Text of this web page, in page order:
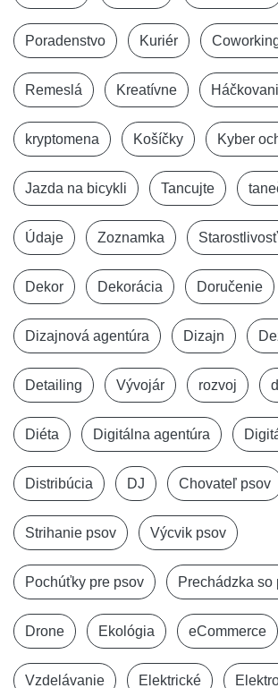
Poradenstvo Kuriér
Remeslá Kreatívne
kryptomena Košíčky Kyber
Jazda na bicykli Tancujte
Údaje Zoznamka
Dekor Dekorácia Doručenie
Dizajnová agentúra Dizajn
Detailing Vývojár rozvoj
Diéta Digitálna agentúra
Distribúcia DJ Chovateľ psov
Strihanie psov Výcvik psov
Pochúťky pre psov Prechádzka so
Drone Ekológia eCommerce
Vzdelávanie Elektrické